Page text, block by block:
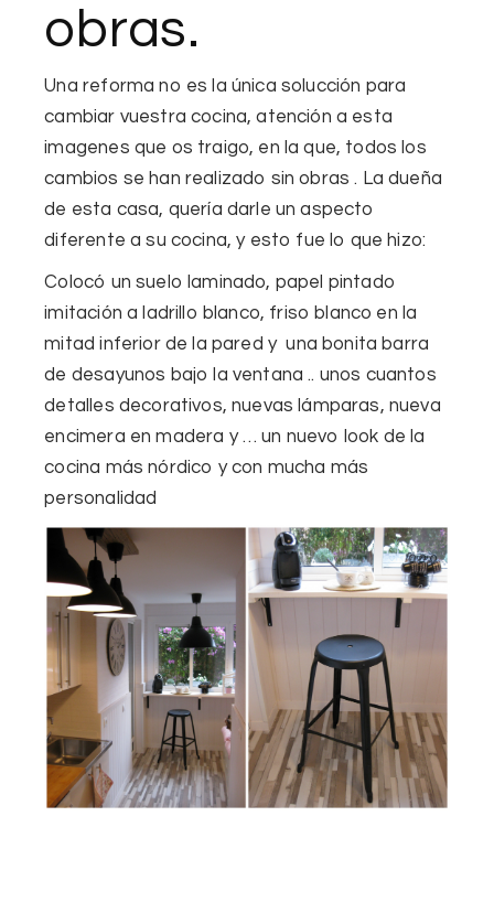
obras.
Una reforma no es la única solucción para
cambiar vuestra cocina, atención a esta
imagenes que os traigo, en la que, todos los
cambios se han realizado sin obras . La dueña
de esta casa, quería darle un aspecto
diferente a su cocina, y esto fue lo que hizo:
Colocó unsuelo laminado, papel pintado
imitación a ladrillo blanco, friso blanco en la
mitad inferior de la pared y una bonita barra
de desayunos bajo la ventana .. unos cuantos
detalles decorativos, nuevas lámparas, nueva
encimera en madera y …un nuevo look de la
cocina más nórdico y con mucha más
personalidad